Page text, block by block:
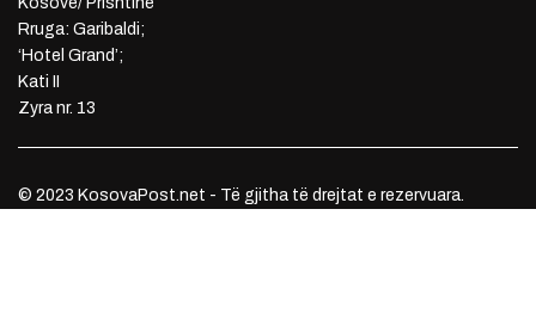
Rruga: Garibaldi;
‘Hotel Grand’;
Kati II
Zyra nr. 13
© 2023 KosovaPost.net - Të gjitha të drejtat e rezervuara.